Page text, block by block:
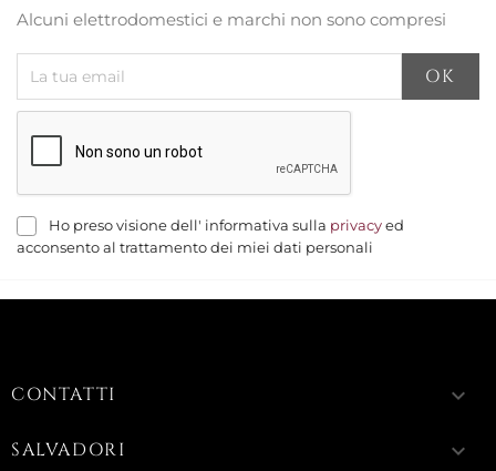
Alcuni elettrodomestici e marchi non sono compresi
Ho preso visione dell' informativa sulla privacy ed
acconsento al trattamento dei miei dati personali
CONTATTI keyboard_arrow_down
SALVADORI keyboard_arrow_down